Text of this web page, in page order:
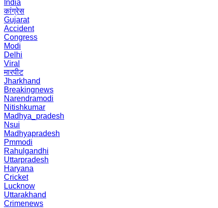
India
कांग्रेस
Gujarat
Accident
Congress
Modi
Delhi
Viral
मारपीट
Jharkhand
Breakingnews
Narendramodi
Nitishkumar
Madhya_pradesh
Nsui
Madhyapradesh
Pmmodi
Rahulgandhi
Uttarpradesh
Haryana
Cricket
Lucknow
Uttarakhand
Crimenews